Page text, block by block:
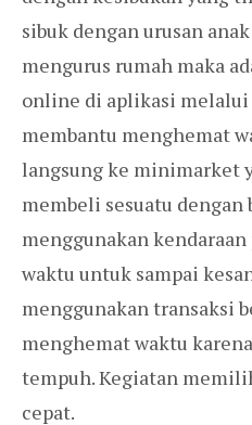
sibuk dengan urusan
mengurus rumah maka
online di aplikasi melalui
membantu menghemat
langsung ke minimarket
membeli sesuatu dengan
menggunakan
waktu untuk sampai
menggunakan transaksi
menghemat waktu
tempuh. Kegiatan
cepat.